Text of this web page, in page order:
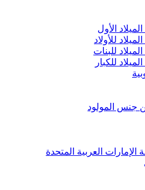
الأول
للأولاد
للبنات
للكبار
جنس المولود
الإمارات العربية المتحدة